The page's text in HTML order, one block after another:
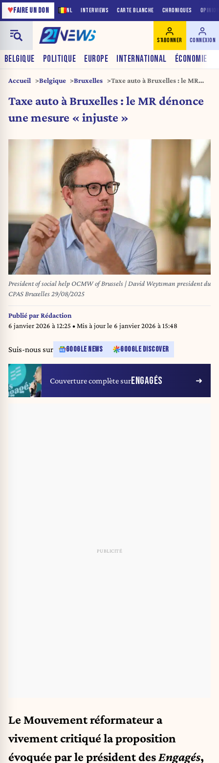
NL INTERVIEWS CARTE BLANCHE CHRONIQUES
♥FAIRE UN DON
BELGIQUE POLITIQUE EUROPE INTERNATIONAL ÉCONOMIE
S'ABONNER CONNEXION
Accueil Belgique Bruxelles
Taxe auto à Bruxelles : le MR
Taxe auto à Bruxelles : le MR dénonce
une mesure « injuste »
President of social help OCMW of Brussels | David Weytsman president du
CPAS Bruxelles 29/08/2025
Publié parRédaction
6 janvier 2026 à 12:25 • Mis à jour le 6 janvier 2026 à 15:48
Suis-nous sur GOOGLE NEWS GOOGLE DISCOVER
Couverture complète surENGAGÉS
Le Mouvement réformateur a
vivement critiqué la proposition
évoquée par le président desEngagés,